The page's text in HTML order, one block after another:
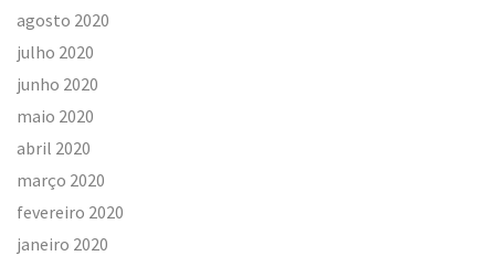
agosto 2020
julho 2020
junho 2020
maio 2020
abril 2020
março 2020
fevereiro 2020
janeiro 2020